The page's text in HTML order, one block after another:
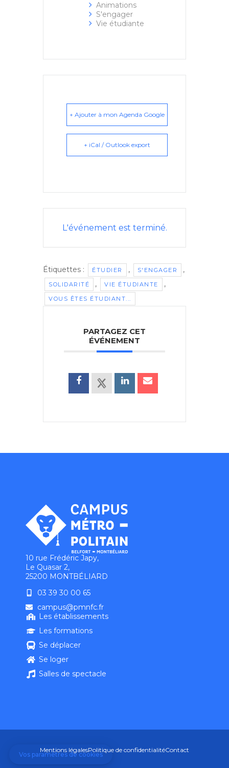
Animations
S'engager
Vie étudiante
+ Ajouter à mon Agenda Google
+ iCal / Outlook export
L'événement est terminé.
Étiquettes : ÉTUDIER , S'ENGAGER ,
SOLIDARITÉ , VIE ÉTUDIANTE ,
VOUS ÊTES ÉTUDIANT...
PARTAGEZ CET
ÉVÉNEMENT
10 rue Frédéric Japy,
Le Quasar 2,
25200 MONTBÉLIARD
03 39 30 00 65
campus@pmnfc.fr
Les établissements
Les formations
Se déplacer
Se loger
Salles de spectacle
Mentions légalesPolitique de confidentialitéContact